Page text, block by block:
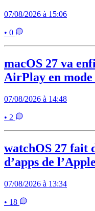
07/08/2026 à 15:06
• 0
macOS 27 va
AirPlay en
07/08/2026 à 14:48
• 2
watchOS 27 fait
d’apps de
07/08/2026 à 13:34
• 18